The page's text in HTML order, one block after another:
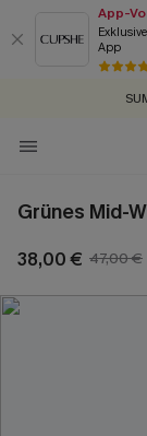
App-
App
GRATIS
ZUM
Grünes Mid-
38,00 € 47,00 €